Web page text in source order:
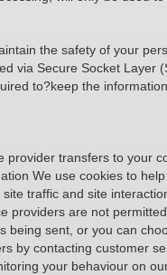
the safety of your
via Secure Socket
to?keep the
provider transfers to your
We use cookies to
traffic and site
providers are not
being sent, or you can
by contacting customer
your behaviour on